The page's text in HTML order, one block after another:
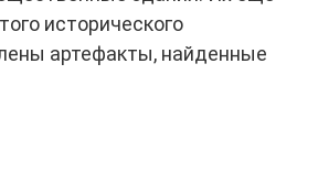
исторического
артефакты, найденные